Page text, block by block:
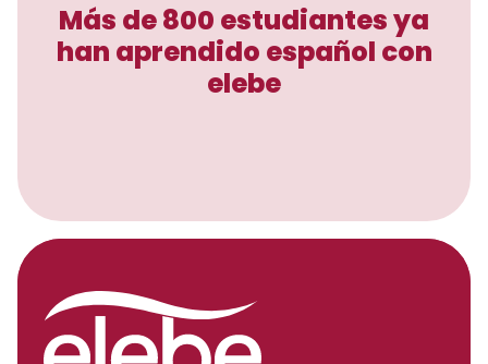
Más de 800 estudiantes ya
han aprendido español con
elebe